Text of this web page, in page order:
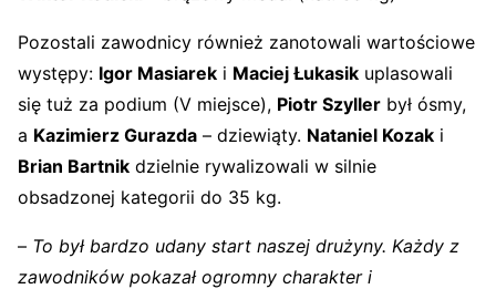
Pozostali zawodnicy również zanotowali wartościowe
występy: Igor Masiarek i Maciej Łukasik uplasowali
się tuż za podium (V miejsce), Piotr Szyller był ósmy,
a Kazimierz Gurazda – dziewiąty. Nataniel Kozak i
Brian Bartnik dzielnie rywalizowali w silnie
obsadzonej kategorii do 35 kg.
– To był bardzo udany start naszej drużyny. Każdy z
zawodników pokazał ogromny charakter i